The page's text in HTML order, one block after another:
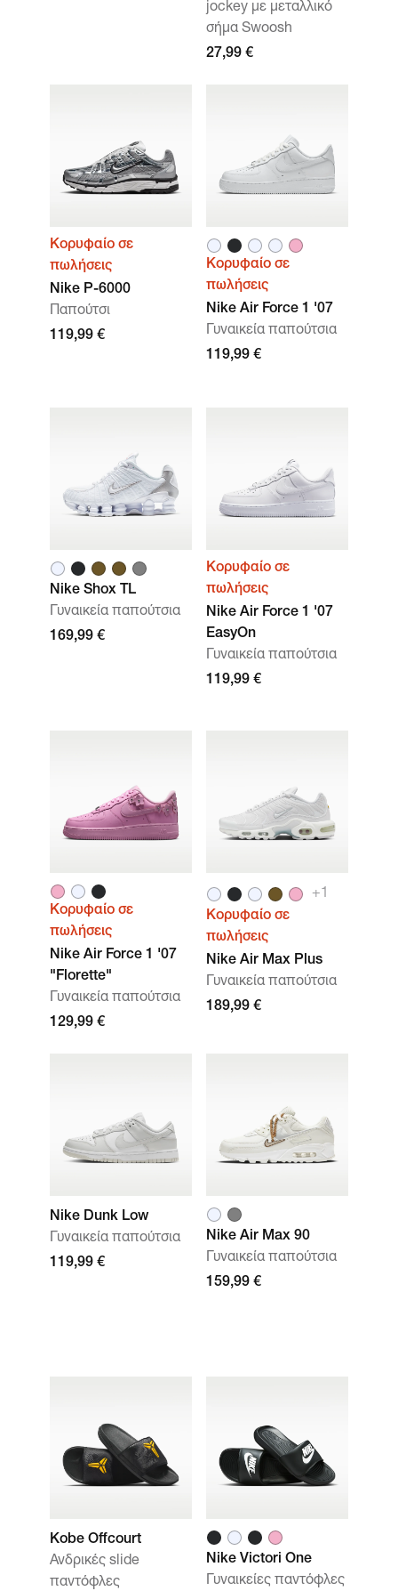
jockey με μεταλλικό
σήμα Swoosh
27,99 €
Κορυφαίο σε
πωλήσεις
Nike P-6000
Παπούτσι
119,99 €
Κορυφαίο σε
πωλήσεις
Nike Air Force 1 '07
Γυναικεία παπούτσια
119,99 €
Nike Shox TL
Γυναικεία παπούτσια
169,99 €
Κορυφαίο σε
πωλήσεις
Nike Air Force 1 '07
EasyOn
Γυναικεία παπούτσια
119,99 €
Κορυφαίο σε
πωλήσεις
Nike Air Force 1 '07
"Florette"
Γυναικεία παπούτσια
129,99 €
+1
Κορυφαίο σε
πωλήσεις
Nike Air Max Plus
Γυναικεία παπούτσια
189,99 €
Nike Dunk Low
Γυναικεία παπούτσια
119,99 €
Nike Air Max 90
Γυναικεία παπούτσια
159,99 €
Kobe Offcourt
Ανδρικές slide
παντόφλες
Nike Victori One
Γυναικείες παντόφλες